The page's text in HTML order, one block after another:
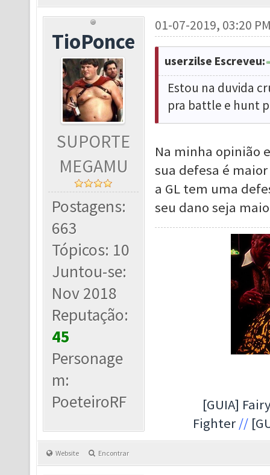
TioPonce
SUPORTE
MEGAMU
Postagens:
663
Tópicos: 10
Juntou-se:
Nov 2018
Reputação:
45
Personage
m:
PoeteiroRF
01-07-2019, 03:20
userzilse Escreveu:
Estou na duvida
pra battle e hunt
Na minha opinião
sua defesa é maior
a GL tem uma
seu dano seja
[GUIA]
Fighter //
Website Encontrar